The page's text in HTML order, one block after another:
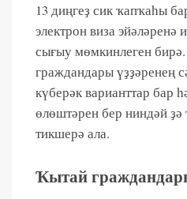
13 диңгеҙ сик ҡапҡаһы
электрон виза
сығыу мөмкинлеген
граждандары үҙҙәренең
күберәк варианттар бар
өлөштәрен бер ниндәй
тикшерә ала.
Ҡытай